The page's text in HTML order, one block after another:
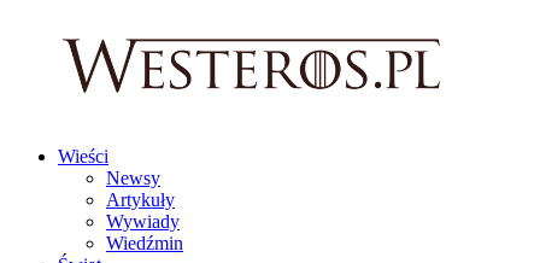
Wieści
Newsy
Artykuły
Wywiady
Wiedźmin